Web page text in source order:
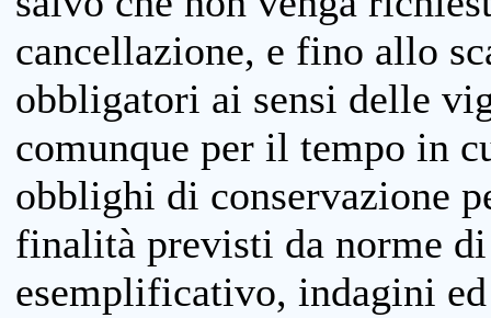
cancellazione, e fino allo
obbligatori ai sensi delle
comunque per il tempo in
obblighi di conservazione
finalità previsti da norme
esemplificativo, indagini